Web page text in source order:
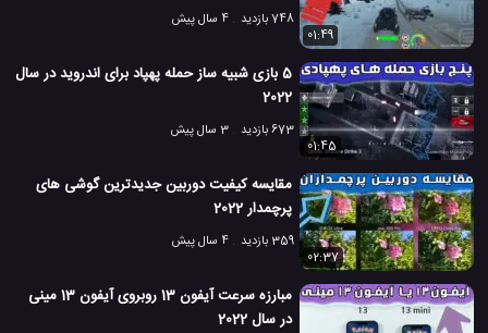
748 بازدید
4 سال پیش
01:49
5 بازی شبیه ساز حمله پهپاد برای اندروید در سال
2022
673 بازدید
3 سال پیش
01:45
مقایسه کیفیت دوربین جدیدترین گوشی های
پرچمدار 2022
359 بازدید
4 سال پیش
02:37
مبارزه سرعت آیفون 13 روبروی آیفون 13 مینی
در سال 2022